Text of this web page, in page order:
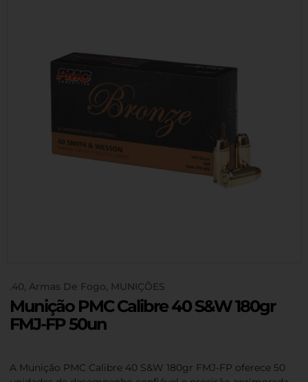
.40, Armas De Fogo, MUNIÇÕES
Munição PMC Calibre 40 S&W 180gr
FMJ-FP 50un
A Munição PMC Calibre 40 S&W 180gr FMJ-FP oferece 50